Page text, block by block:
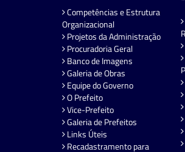
Competências e Estrutura
Organizacional
Projetos da Administração
Procuradoria Geral
Banco de Imagens
Galeria de Obras
Equipe do Governo
O Prefeito
Vice-Prefeito
Galeria de Prefeitos
Links Úteis
Recadastramento para